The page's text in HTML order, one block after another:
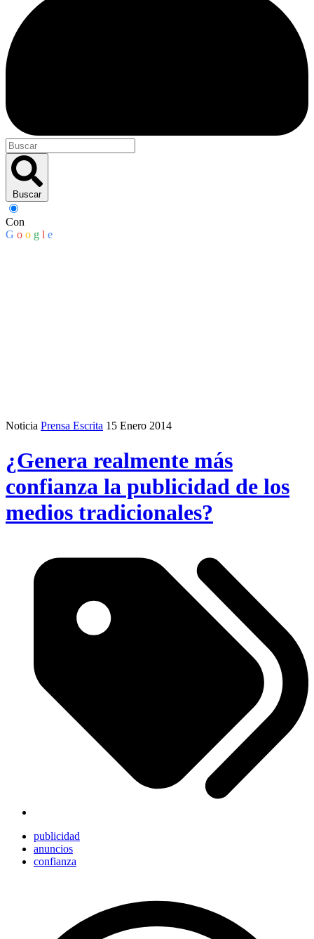
Buscar
Con
G o o g l e
Noticia Prensa Escrita 15 Enero 2014
¿Genera realmente más
confianza la publicidad de los
medios tradicionales?
publicidad
anuncios
confianza